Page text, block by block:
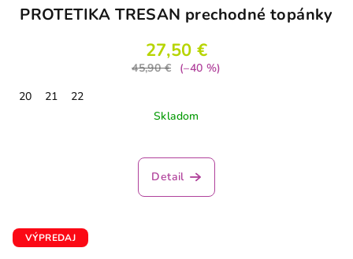
PROTETIKA TRESAN prechodné topánky
27,50 €
45,90 €
(–40 %)
20
21
22
Skladom
Detail
VÝPREDAJ